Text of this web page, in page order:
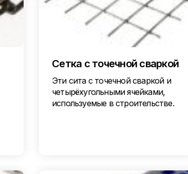
Сетка с точечной сваркой
Эти сита с точечной сваркой и
четырёхугольными ячейками,
используемые в строительстве.